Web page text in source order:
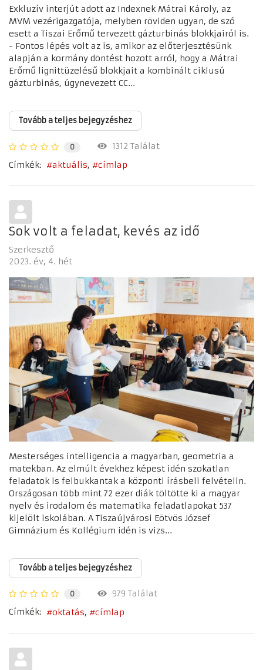
Exkluzív interjút adott az Indexnek Mátrai Károly, az
MVM vezérigazgatója, melyben röviden ugyan, de szó
esett a Tiszai Erőmű tervezett gázturbinás blokkjairól is.
- Fontos lépés volt az is, amikor az előterjesztésünk
alapján a kormány döntést hozott arról, hogy a Mátrai
Erőmű lignittüzelésű blokkjait a kombinált ciklusú
gázturbinás, úgynevezett CC...
Tovább a teljes bejegyzéshez
0
1312 Találat
Címkék:
aktuális címlap
Sok volt a feladat, kevés az idő
Szerkesztő
2023. év 4. hét
Mesterséges intelligencia a magyarban, geometria a
matekban. Az elmúlt évekhez képest idén szokatlan
feladatok is felbukkantak a központi írásbeli felvételin.
Országosan több mint 72 ezer diák töltötte ki a magyar
nyelv és irodalom és matematika feladatlapokat 537
kijelölt iskolában. A Tiszaújvárosi Eötvös József
Gimnázium és Kollégium idén is vizs...
Tovább a teljes bejegyzéshez
0
979 Találat
Címkék:
oktatás címlap